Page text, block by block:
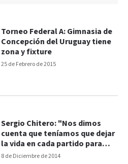
25 de Febrero de 2015
Torneo Federal A: Gimnasia de
Concepción del Uruguay tiene
zona y fixture
8 de Diciembre de 2014
Sergio Chitero: "Nos dimos
cuenta que teníamos que dejar
la vida en cada partido para
ascender"